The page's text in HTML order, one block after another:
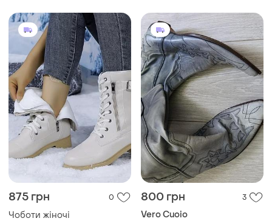
875 грн 0
Чоботи жіночі
800 грн 3
Vero Cuoio